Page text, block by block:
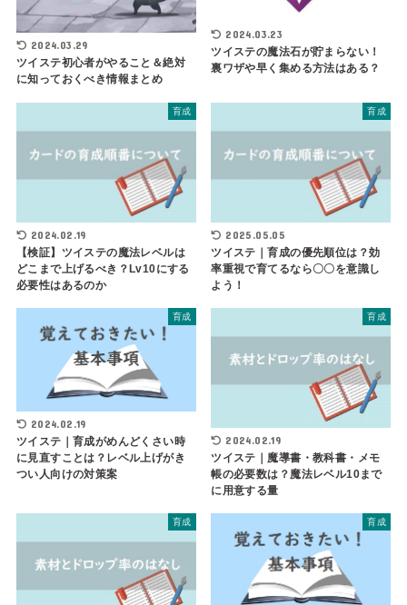
2024.03.29
ツイステ初心者がやること＆絶対
に知っておくべき情報まとめ
2024.03.23
ツイステの魔法石が貯まらない！
裏ワザや早く集める方法はある？
育成
2024.02.19
【検証】ツイステの魔法レベルは
どこまで上げるべき？Lv10にする
必要性はあるのか
育成
2025.05.05
ツイステ｜育成の優先順位は？効
率重視で育てるなら〇〇を意識し
よう！
育成
2024.02.19
ツイステ｜育成がめんどくさい時
に見直すことは？レベル上げがき
つい人向けの対策案
育成
2024.02.19
ツイステ｜魔導書・教科書・メモ
帳の必要数は？魔法レベル10まで
に用意する量
育成 育成